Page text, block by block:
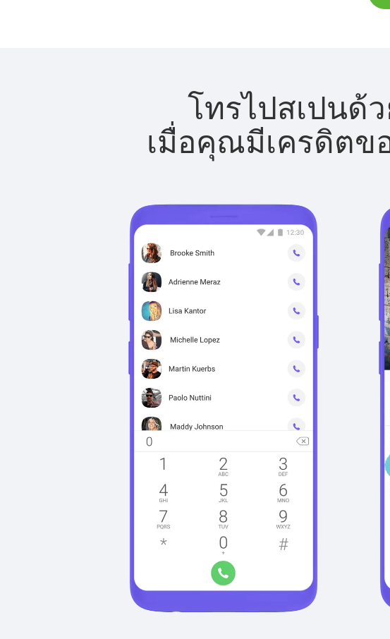
โทรไปสเปนด้
เมื่อคุณมีเครดิตข